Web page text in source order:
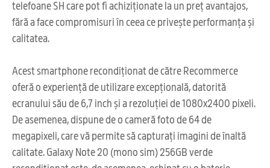
telefoane SH care pot fi achiziționate la un preț avantajos,
fără a face compromisuri în ceea ce privește performanța și
calitatea.
Acest smartphone recondiționat de către Recommerce
oferă o experiență de utilizare excepțională, datorită
ecranului său de 6,7 inch și a rezoluției de 1080x2400 pixeli.
De asemenea, dispune de o cameră foto de 64 de
megapixeli, care vă permite să capturați imagini de înaltă
calitate. Galaxy Note 20 (mono sim) 256GB verde